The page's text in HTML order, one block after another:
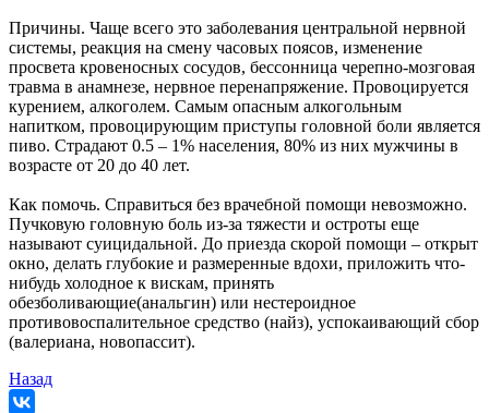
Причины. Чаще всего это заболевания центральной нервной
системы, реакция на смену часовых поясов, изменение
просвета кровеносных сосудов, бессонница черепно-мозговая
травма в анамнезе, нервное перенапряжение. Провоцируется
курением, алкоголем. Самым опасным алкогольным
напитком, провоцирующим приступы головной боли является
пиво. Страдают 0.5 – 1% населения, 80% из них мужчины в
возрасте от 20 до 40 лет.
Как помочь. Справиться без врачебной помощи невозможно.
Пучковую головную боль из-за тяжести и остроты еще
называют суицидальной. До приезда скорой помощи – открыт
окно, делать глубокие и размеренные вдохи, приложить что-
нибудь холодное к вискам, принять
обезболивающие(анальгин) или нестероидное
противовоспалительное средство (найз), успокаивающий сбор
(валериана, новопассит).
Назад